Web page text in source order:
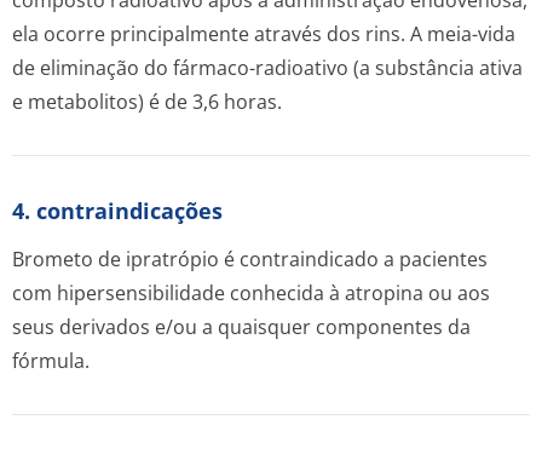
ela ocorre principalmente através dos rins. A meia-vida
de eliminação do fármaco-radioativo (a substância ativa
e metabolitos) é de 3,6 horas.
4. contraindicações
Brometo de ipratrópio é contraindicado a pacientes
com hipersensibilidade conhecida à atropina ou aos
seus derivados e/ou a quaisquer componentes da
fórmula.